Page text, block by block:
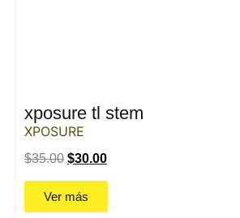
xposure tl stem
XPOSURE
$35.00 $30.00
Ver más